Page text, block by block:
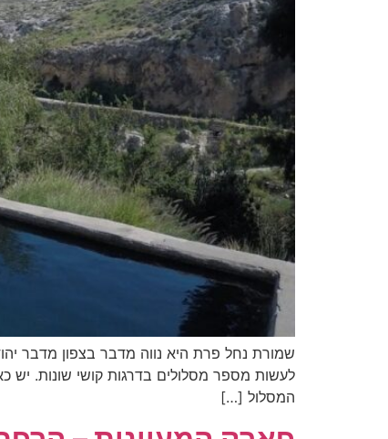
שמורת נחל פרת היא נווה מדבר בצפון מדבר
לעשות מספר מסלולים בדרגות קושי שונות. יש
המסלול […]